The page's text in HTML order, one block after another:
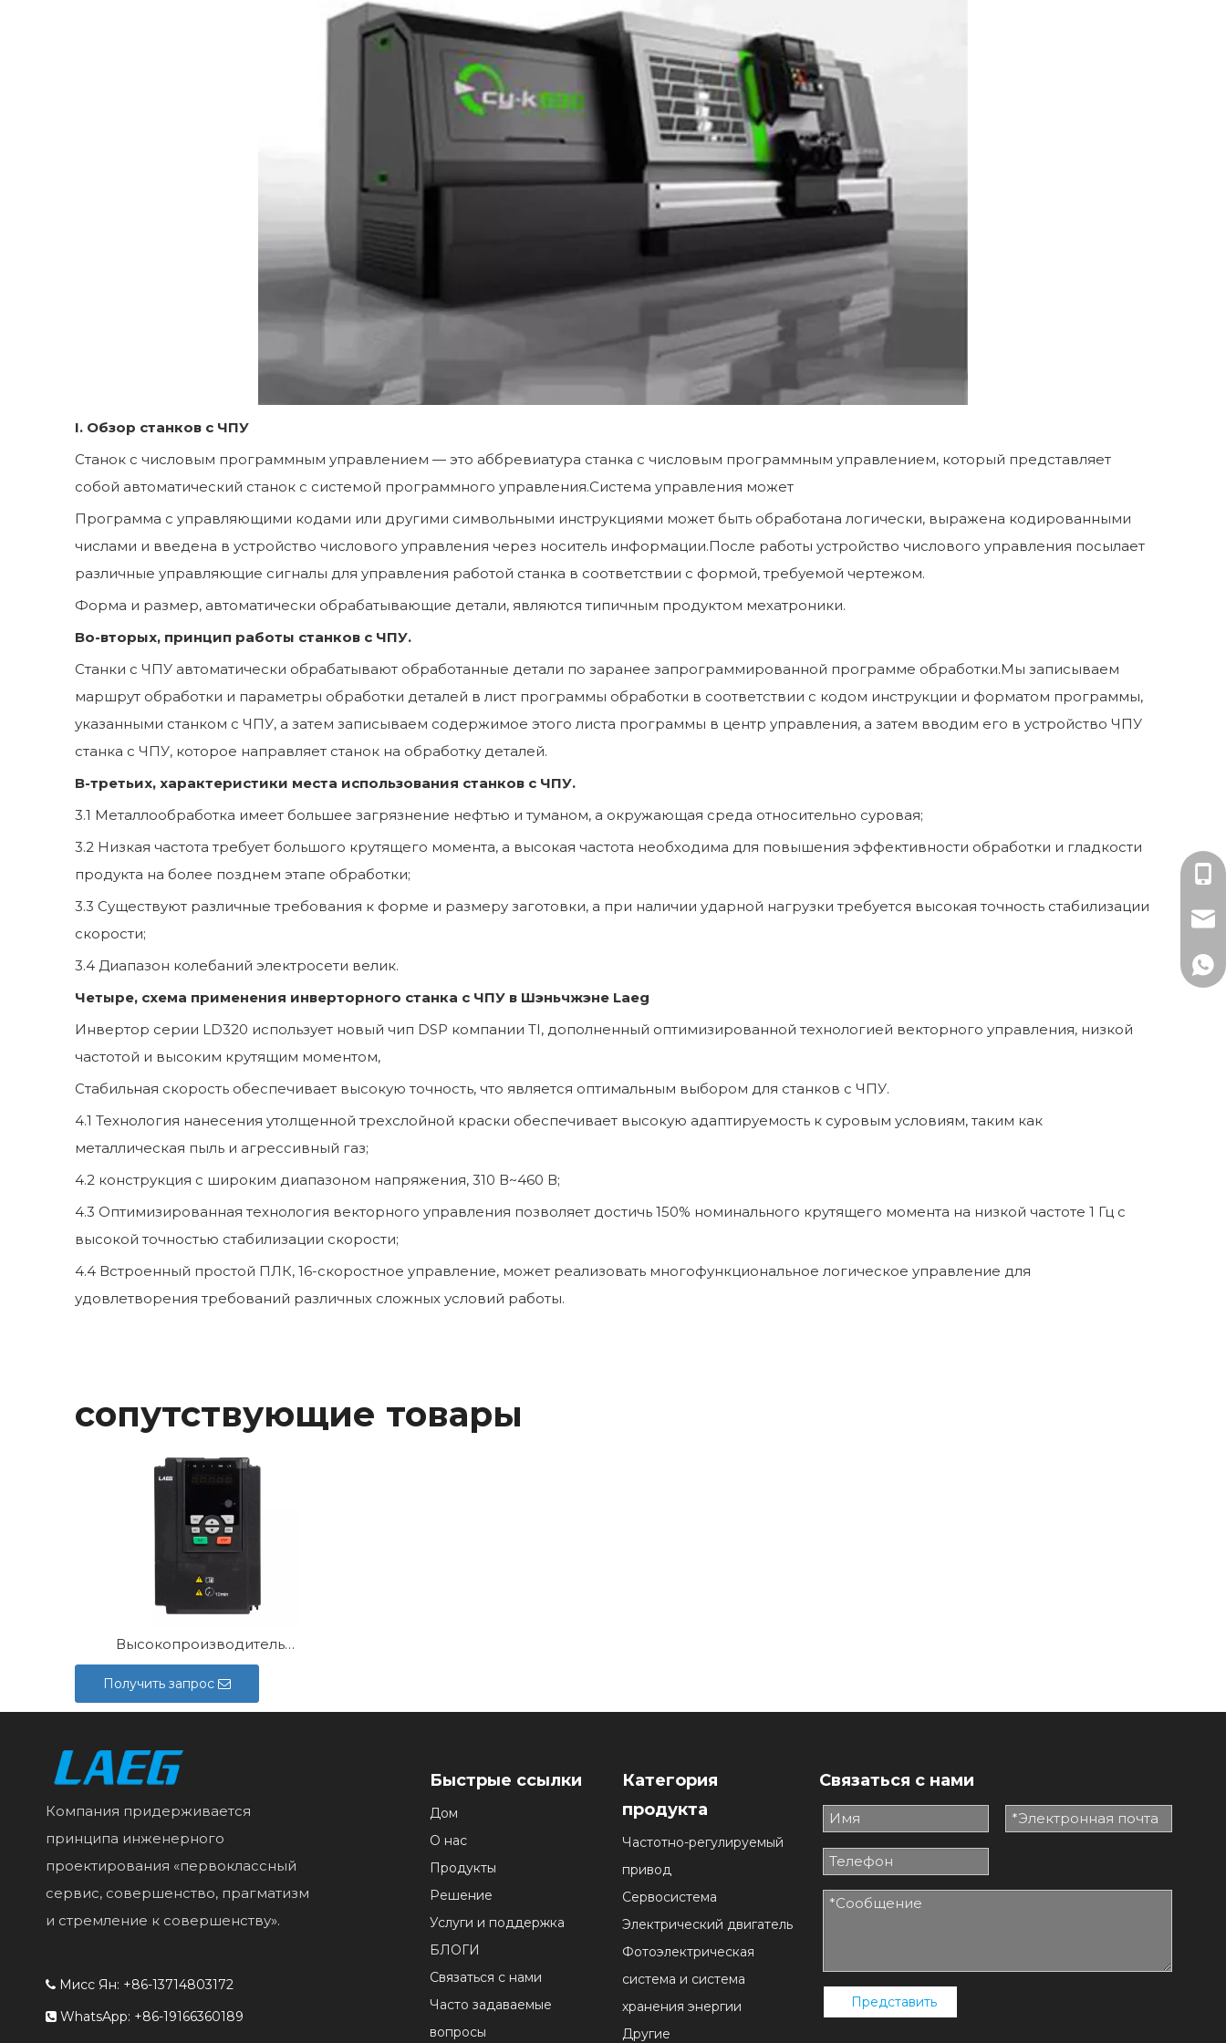
I. Обзор станков с ЧПУ
Станок с числовым программным управлением — это аббревиатура станка с числовым программным управлением, который представляет
собой автоматический станок с системой программного управления.Система управления может
Программа с управляющими кодами или другими символьными инструкциями может быть обработана логически, выражена кодированными
числами и введена в устройство числового управления через носитель информации.После работы устройство числового управления посылает
различные управляющие сигналы для управления работой станка в соответствии с формой, требуемой чертежом.
Форма и размер, автоматически обрабатывающие детали, являются типичным продуктом мехатроники.
Во-вторых, принцип работы станков с ЧПУ.
Станки с ЧПУ автоматически обрабатывают обработанные детали по заранее запрограммированной программе обработки.Мы записываем
маршрут обработки и параметры обработки деталей в лист программы обработки в соответствии с кодом инструкции и форматом программы,
указанными станком с ЧПУ, а затем записываем содержимое этого листа программы в центр управления, а затем вводим его в устройство ЧПУ
станка с ЧПУ, которое направляет станок на обработку деталей.
В-третьих, характеристики места использования станков с ЧПУ.
3.1 Металлообработка имеет большее загрязнение нефтью и туманом, а окружающая среда относительно суровая;
3.2 Низкая частота требует большого крутящего момента, а высокая частота необходима для повышения эффективности обработки и гладкости
продукта на более позднем этапе обработки;
3.3 Существуют различные требования к форме и размеру заготовки, а при наличии ударной нагрузки требуется высокая точность стабилизации
скорости;
3.4 Диапазон колебаний электросети велик.
Четыре, схема применения инверторного станка с ЧПУ в Шэньчжэне Laeg
Инвертор серии LD320 использует новый чип DSP компании TI, дополненный оптимизированной технологией векторного управления, низкой
частотой и высоким крутящим моментом,
Стабильная скорость обеспечивает высокую точность, что является оптимальным выбором для станков с ЧПУ.
4.1 Технология нанесения утолщенной трехслойной краски обеспечивает высокую адаптируемость к суровым условиям, таким как
металлическая пыль и агрессивный газ;
4.2 конструкция с широким диапазоном напряжения, 310 В~460 В;
4.3 Оптимизированная технология векторного управления позволяет достичь 150% номинального крутящего момента на низкой частоте 1 Гц с
высокой точностью стабилизации скорости;
4.4 Встроенный простой ПЛК, 16-скоростное управление, может реализовать многофункциональное логическое управление для
удовлетворения требований различных сложных условий работы.
сопутствующие товары
Высокопроизводительный драйвер серии LD320
Получить запрос
Компания придерживается
принципа инженерного
проектирования «первоклассный
сервис, совершенство, прагматизм
и стремление к совершенству».
 Мисс Ян: +86-13714803172
 WhatsApp: +86-19166360189
Быстрые ссылки
Дом
О нас
Продукты
Решение
Услуги и поддержка
БЛОГИ
Связаться с нами
Часто задаваемые
вопросы
Категория
продукта
Частотно-регулируемый
привод
Сервосистема
Электрический двигатель
Фотоэлектрическая
система и система
хранения энергии
Другие
Связаться с нами
Представить